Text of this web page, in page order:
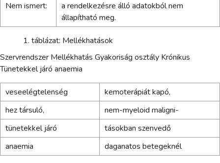
Nem ismert:
a rendelkezésre álló adatokból nem
állapítható meg.
táblázat: Mellékhatások
Szervrendszer Mellékhatás Gyakoriság osztály Krónikus
Tünetekkel járó anaemia
veseelégtelenség
kemoterápiát kapó,
hez társuló,
nem-myeloid maligni-
tünetekkel járó
tásokban szenvedő
anaemia
daganatos betegeknél